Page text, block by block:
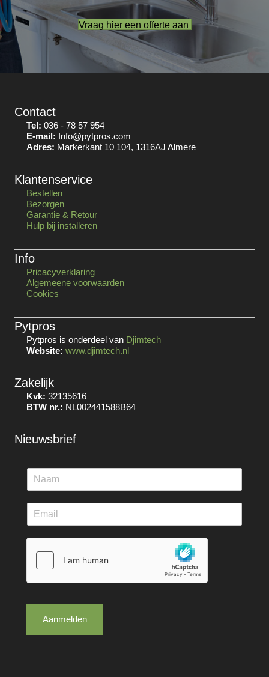
Vraag hier een offerte aan
Contact
Tel: 036 - 78 57 954
E-mail: Info@pytpros.com
Adres: Markerkant 10 104, 1316AJ Almere
Klantenservice
Bestellen
Bezorgen
Garantie & Retour
Hulp bij installeren
Info
Pricacyverklaring
Algemeene voorwaarden
Cookies
Pytpros
Pytpros is onderdeel van Djimtech
Website: www.djimtech.nl
Zakelijk
Kvk: 32135616
BTW nr.: NL002441588B64
Nieuwsbrief
Aanmelden